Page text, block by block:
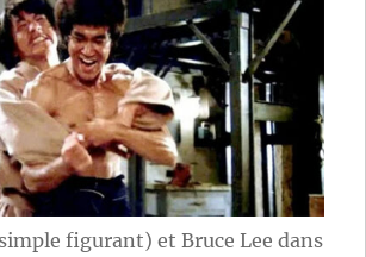
figurant) et Bruce Lee dans